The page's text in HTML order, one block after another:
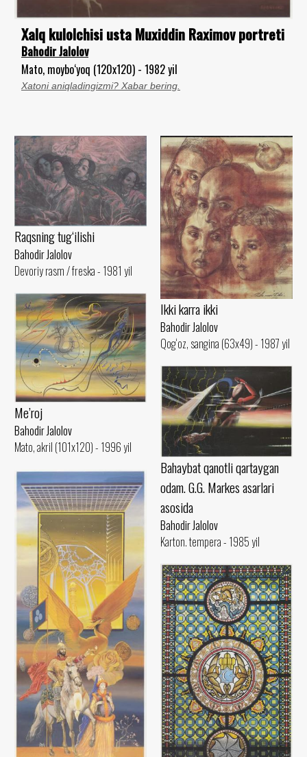
Xalq kulolchisi usta Muxiddin Raximov portreti
Bahodir Jalolov
Mato, moybo‘yoq (120x120) - 1982 yil
Xatoni aniqladingizmi? Xabar bering.
Raqsning tug‘ilishi
Bahodir Jalolov
Devoriy rasm / freska - 1981 yil
Ikki karra ikki
Bahodir Jalolov
Qog‘oz, sangina (63x49) - 1987 yil
Me’roj
Bahodir Jalolov
Mato, akril (101x120) - 1996 yil
Bahaybat qanotli qartaygan
odam. G.G. Markes asarlari
asosida
Bahodir Jalolov
Karton. tempera - 1985 yil